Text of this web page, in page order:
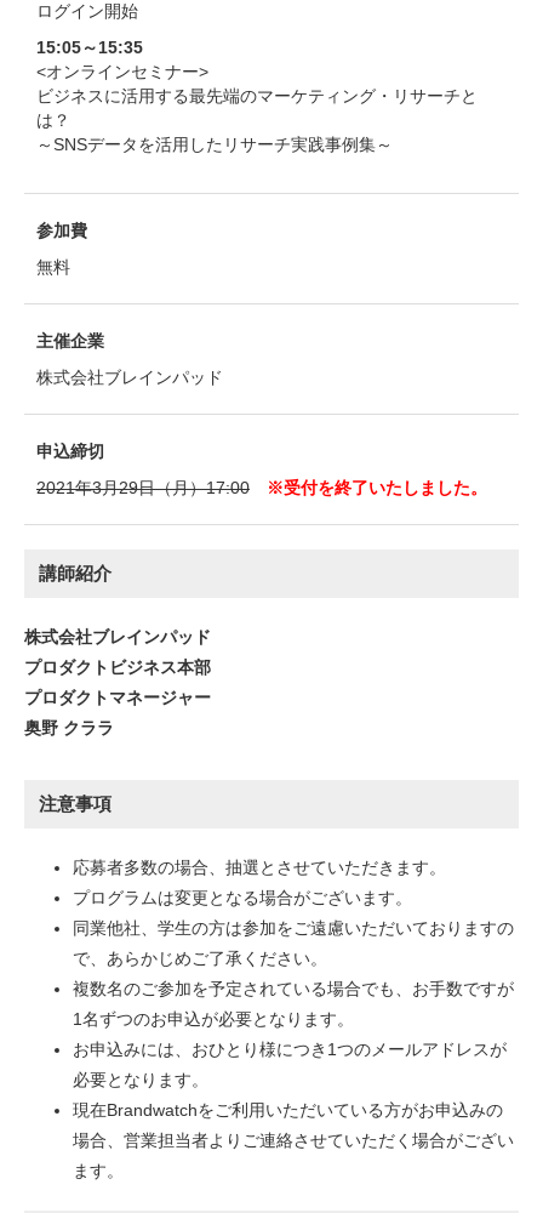
ログイン開始
15:05～15:35
<オンラインセミナー>
ビジネスに活用する最先端のマーケティング・リサーチと
は？
～SNSデータを活用したリサーチ実践事例集～
参加費
無料
主催企業
株式会社ブレインパッド
申込締切
2021年3月29日（月）17:00
※受付を終了いたしました。
講師紹介
株式会社ブレインパッド
プロダクトビジネス本部
プロダクトマネージャー
奥野 クララ
注意事項
応募者多数の場合、抽選とさせていただきます。
プログラムは変更となる場合がございます。
同業他社、学生の方は参加をご遠慮いただいておりますの
で、あらかじめご了承ください。
複数名のご参加を予定されている場合でも、お手数ですが
1名ずつのお申込が必要となります。
お申込みには、おひとり様につき1つのメールアドレスが
必要となります。
現在Brandwatchをご利用いただいている方がお申込みの
場合、営業担当者よりご連絡させていただく場合がござい
ます。